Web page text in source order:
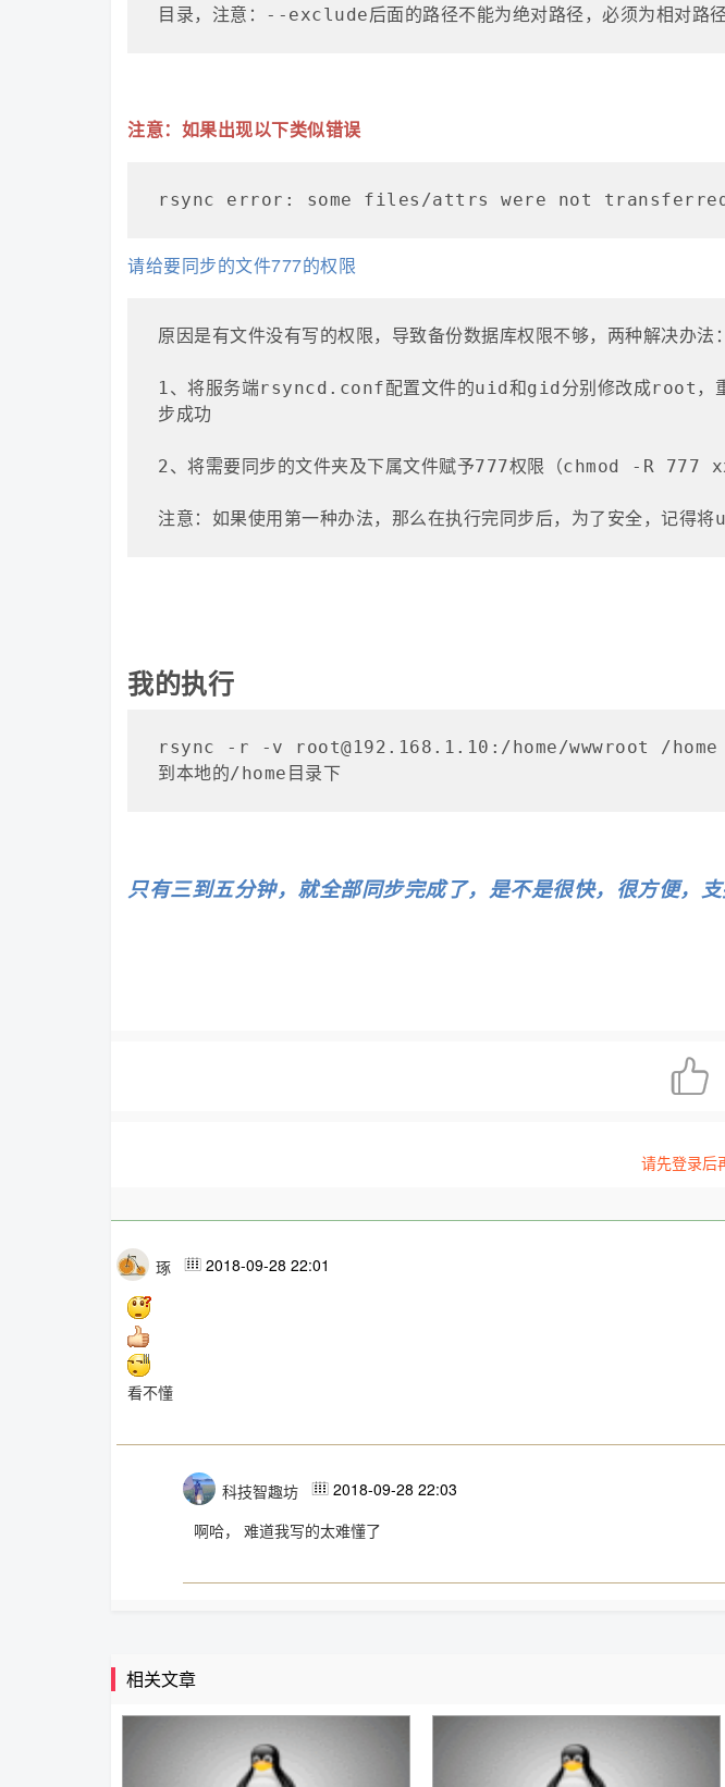
目录，注意：--exclude后面的路径不能为绝对路径，必须为相对路径
注意：如果出现以下类似错误
rsync error: some files/attrs were not
请给要同步的文件777的权限
原因是有文件没有写的权限，导致备份数据库权限不够，两种解决办法：
1、将服务端rsyncd.conf配置文件的uid和gid分别修改成
步成功
2、将需要同步的文件夹及下属文件赋予777权限（chmod -R 777
注意：如果使用第一种办法，那么在执行完同步后，为了安全，记
我的执行
rsync -r -v root@192.168.1.10:/home/wwwroot /home  #
到本地的/home目录下
只有三到五分钟，就全部同步完成了，是不是很快，很方便，

请先登录后
琢  2018-09-28 22:01
看不懂
科技智趣坊  2018-09-28 22:03
啊哈， 难道我写的太难懂了
相关文章